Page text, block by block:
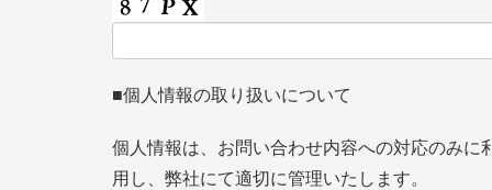
■個人情報の取り扱いについて
個人情報は、お問い合わせ内容への対応のみに
用し、弊社にて適切に管理いたします。